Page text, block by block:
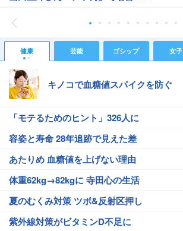
健康 芸能 ゴシップ 女子
キノコで血糖値スパイクを防ぐ
「モテるためのヒント」326人に
容姿と寿命 28年追跡で見えた差
あたりめ 血糖値を上げない理由
体重62kg→82kgに 寺田心の生活
夏のむくみ対策 ツボ&反射区押し
紫外線対策がビタミンD不足に